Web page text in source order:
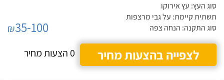
סוג העץ: עץ אירוקו
תשתית קיימת: על גבי מרצפות
סוג התקנה: הנחה צפה
₪35-100
לצפייה בהצעות מחיר
0 הצעות מחיר